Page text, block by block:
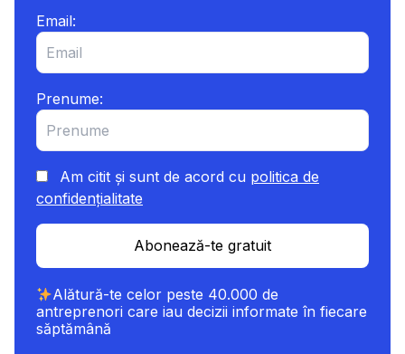
Email:
Prenume:
Am citit și sunt de acord cu politica de
confidențialitate
Abonează-te gratuit
Alătură-te celor peste 40.000 de
antreprenori care iau decizii informate în fiecare
săptămână